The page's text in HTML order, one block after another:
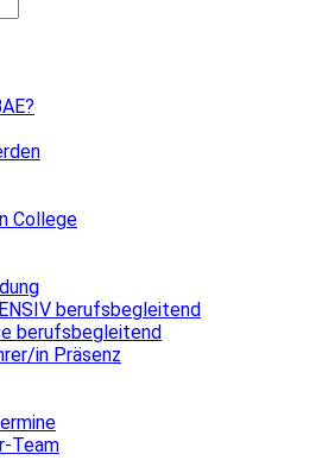
College
berufsbegleitend
berufsbegleitend
in Präsenz
Team